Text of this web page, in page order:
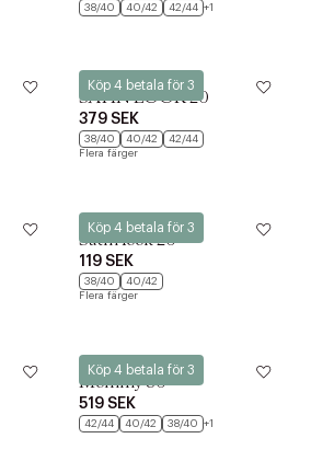
38/40 40/42 42/44 +1
Köp 4 betala för 3
Kunert
SATIN LOOK 20
379 SEK
38/40 40/42
42/44
Flera färger
Köp 4 betala för 3
Kunert
Satin look 20
119 SEK
38/40
40/42
Flera färger
Köp 4 betala för 3
Kunert
Mommy 80
519 SEK
42/44 40/42 38/40 +1